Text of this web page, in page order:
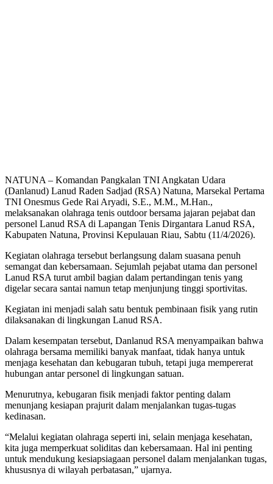
NATUNA – Komandan Pangkalan TNI Angkatan Udara
(Danlanud) Lanud Raden Sadjad (RSA) Natuna, Marsekal Pertama
TNI Onesmus Gede Rai Aryadi, S.E., M.M., M.Han.,
melaksanakan olahraga tenis outdoor bersama jajaran pejabat dan
personel Lanud RSA di Lapangan Tenis Dirgantara Lanud RSA,
Kabupaten Natuna, Provinsi Kepulauan Riau, Sabtu (11/4/2026).
Kegiatan olahraga tersebut berlangsung dalam suasana penuh
semangat dan kebersamaan. Sejumlah pejabat utama dan personel
Lanud RSA turut ambil bagian dalam pertandingan tenis yang
digelar secara santai namun tetap menjunjung tinggi sportivitas.
Kegiatan ini menjadi salah satu bentuk pembinaan fisik yang rutin
dilaksanakan di lingkungan Lanud RSA.
Dalam kesempatan tersebut, Danlanud RSA menyampaikan bahwa
olahraga bersama memiliki banyak manfaat, tidak hanya untuk
menjaga kesehatan dan kebugaran tubuh, tetapi juga mempererat
hubungan antar personel di lingkungan satuan.
Menurutnya, kebugaran fisik menjadi faktor penting dalam
menunjang kesiapan prajurit dalam menjalankan tugas-tugas
kedinasan.
“Melalui kegiatan olahraga seperti ini, selain menjaga kesehatan,
kita juga memperkuat soliditas dan kebersamaan. Hal ini penting
untuk mendukung kesiapsiagaan personel dalam menjalankan tugas,
khususnya di wilayah perbatasan,” ujarnya.